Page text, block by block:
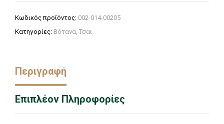
Κωδικός προϊόντος: 002-014-00205
Κατηγορίες: Βότανα Τσαι
Περιγραφή
Επιπλέον Πληροφορίες